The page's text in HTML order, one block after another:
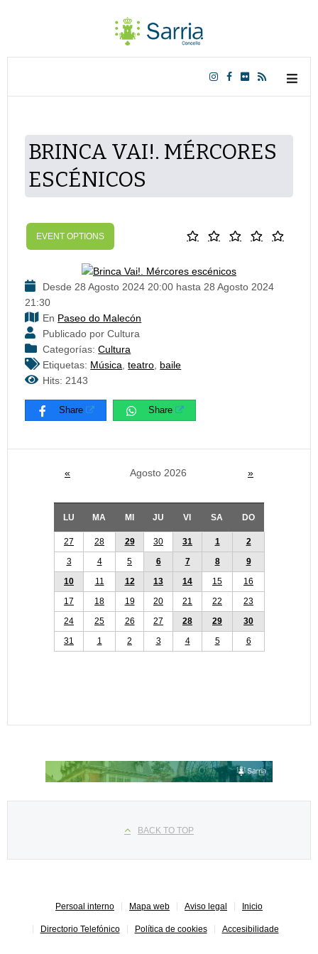
BRINCA VAI!. MÉRCORES
ESCÉNICOS
EVENT OPTIONS
Desde 28 Agosto 2024 20:00 hasta 28 Agosto 2024
21:30
En Paseo do Malecón
Publicado por Cultura
Categorías:Cultura
Etiquetas: Música,teatro, baile
Hits: 2143
Share Share
« Agosto 2026 »
LU MA MI JU VI SA DO
27 28 29 30 31 1
2
3
4 5 6 7 8
9
10
11 12 13 14 15
16
17
18 19 20 21 22
23
24
25 26 27 28 29
30
31
1 2 3 4 5 6
BACK TO TOP
Persoal interno Mapa web Aviso legal Inicio
Directorio Telefónico Política de cookies Accesibilidade